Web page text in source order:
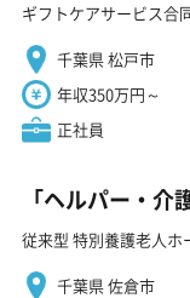
ギフトケアサービス合
千葉県 松戸市
年収350万円～
正社員
「ヘルパー・
従来型 特別養護老人ホ
千葉県 佐倉市